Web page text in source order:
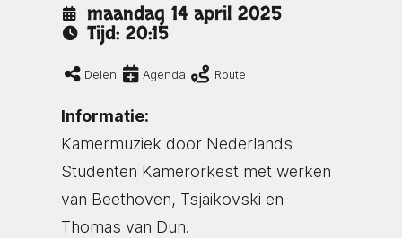
maandag 14 april 2025
Tijd: 20:15
Delen Agenda Route
Informatie:
Kamermuziek door Nederlands
Studenten Kamerorkest met werken
van Beethoven, Tsjaikovski en
Thomas van Dun.